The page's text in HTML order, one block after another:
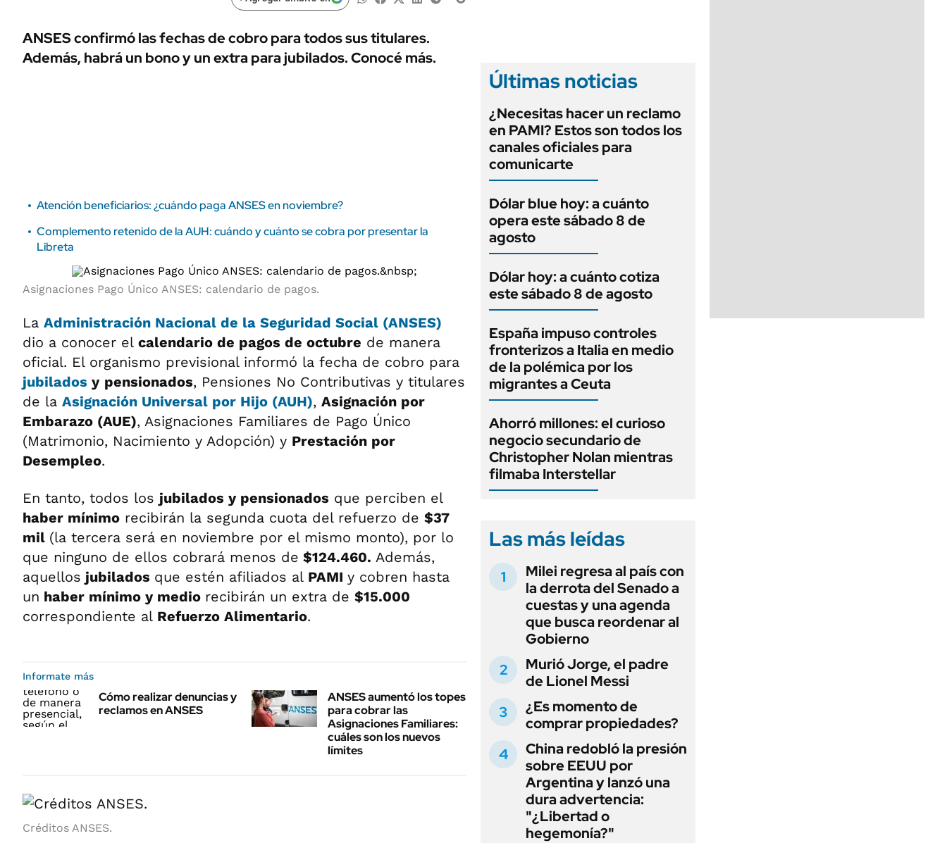
URUGUAY
AUTOS
ANSES confirmó las fechas de cobro para todos sus titulares.
Además, habrá un bono y un extra para jubilados. Conocé más.
Atención beneficiarios: ¿cuándo paga ANSES en noviembre?
Complemento retenido de la AUH: cuándo y cuánto se cobra por presentar la
Libreta
Asignaciones Pago Único ANSES: calendario de pagos.
La Administración Nacional de la Seguridad Social (ANSES)
dio a conocer el calendario de pagos de octubre de manera
oficial. El organismo previsional informó la fecha de cobro para
jubilados y pensionados, Pensiones No Contributivas y titulares
de la Asignación Universal por Hijo (AUH), Asignación por
Embarazo (AUE), Asignaciones Familiares de Pago Único
(Matrimonio, Nacimiento y Adopción) y Prestación por
Desempleo.
En tanto, todos los jubilados y pensionados que perciben el
haber mínimo recibirán la segunda cuota del refuerzo de $37
mil (la tercera será en noviembre por el mismo monto), por lo
que ninguno de ellos cobrará menos de $124.460. Además,
aquellos jubilados que estén afiliados al PAMI y cobren hasta
un haber mínimo y medio recibirán un extra de $15.000
correspondiente al Refuerzo Alimentario.
Informate más
Cómo realizar denuncias y
reclamos en ANSES
ANSES aumentó los topes
para cobrar las
Asignaciones Familiares:
cuáles son los nuevos
límites
Créditos ANSES.
Últimas noticias
¿Necesitas hacer un reclamo
en PAMI? Estos son todos los
canales oficiales para
comunicarte
Dólar blue hoy: a cuánto
opera este sábado 8 de
agosto
Dólar hoy: a cuánto cotiza
este sábado 8 de agosto
España impuso controles
fronterizos a Italia en medio
de la polémica por los
migrantes a Ceuta
Ahorró millones: el curioso
negocio secundario de
Christopher Nolan mientras
filmaba Interstellar
Las más leídas
Milei regresa al país con
la derrota del Senado a
cuestas y una agenda
que busca reordenar al
Gobierno
Murió Jorge, el padre
de Lionel Messi
¿Es momento de
comprar propiedades?
China redobló la presión
sobre EEUU por
Argentina y lanzó una
dura advertencia:
"¿Libertad o
hegemonía?"